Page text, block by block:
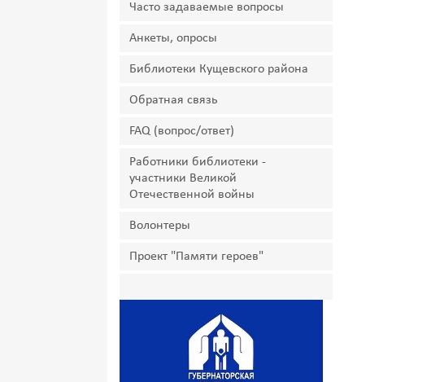
Часто задаваемые вопросы
Анкеты, опросы
Библиотеки Кущевского района
Обратная связь
FAQ (вопрос/ответ)
Работники библиотеки -
участники Великой
Отечественной войны
Волонтеры
Проект "Памяти героев"